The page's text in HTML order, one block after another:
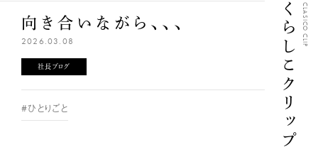
くらしこクリップCLASICO CLIP
向き合いながら、、、
2026.03.08
社長ブログ
#ひとりごと